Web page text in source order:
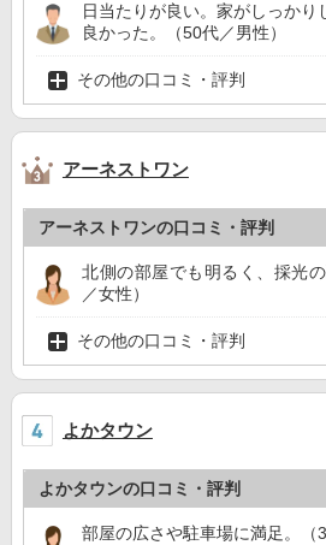
日当たりが良い。家がしっかり
良かった。（50代／男性）
その他の口コミ・評判
アーネストワン
アーネストワンの口コミ・評判
北側の部屋でも明るく、採光
／女性）
その他の口コミ・評判
よかタウン
よかタウンの口コミ・評判
部屋の広さや駐車場に満足。（